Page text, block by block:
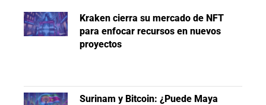
Kraken cierra su mercado de NFT
para enfocar recursos en nuevos
proyectos
Surinam y Bitcoin: ¿Puede Maya